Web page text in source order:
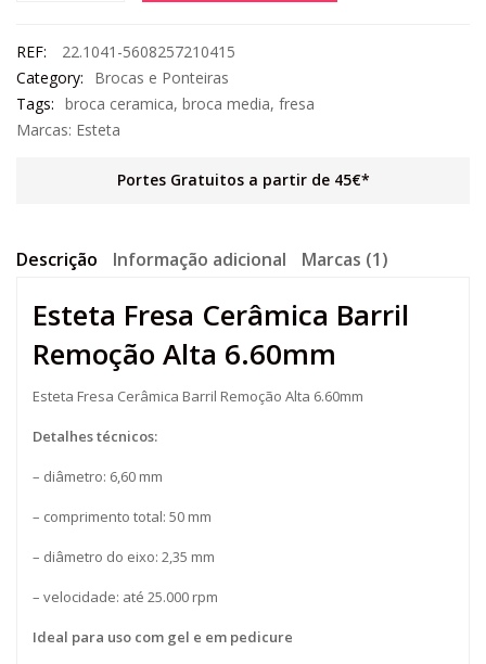
REF:
22.1041-5608257210415
Category:
Brocas e Ponteiras
Tags: broca ceramica, broca media, fresa
Marcas: Esteta
Portes Gratuitos a partir de 45€*
Descrição Informação adicional Marcas (1)
Esteta Fresa Cerâmica Barril
Remoção Alta 6.60mm
Esteta Fresa Cerâmica Barril Remoção Alta 6.60mm
Detalhes técnicos:
– diâmetro: 6,60 mm
– comprimento total: 50 mm
– diâmetro do eixo: 2,35 mm
– velocidade: até 25.000 rpm
Ideal para uso com gel e em pedicure